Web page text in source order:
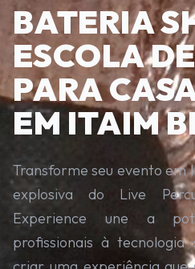
BATERIA
ESCOLA
PARA
EM ITAIM
Transforme seu evento em
explosiva do Live
Experience une a
profissionais à